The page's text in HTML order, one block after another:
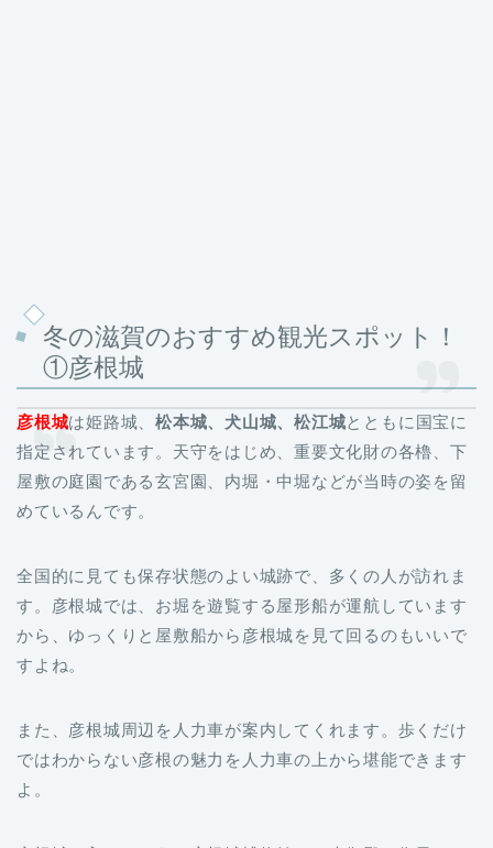
冬の滋賀のおすすめ観光スポット！
①彦根城
彦根城は姫路城、松本城、犬山城、松江城とともに国宝に
指定されています。天守をはじめ、重要文化財の各櫓、下
屋敷の庭園である玄宮園、内堀・中堀などが当時の姿を留
めているんです。
全国的に見ても保存状態のよい城跡で、多くの人が訪れま
す。彦根城では、お堀を遊覧する屋形船が運航しています
から、ゆっくりと屋敷船から彦根城を見て回るのもいいで
すよね。
また、彦根城周辺を人力車が案内してくれます。歩くだけ
ではわからない彦根の魅力を人力車の上から堪能できます
よ。